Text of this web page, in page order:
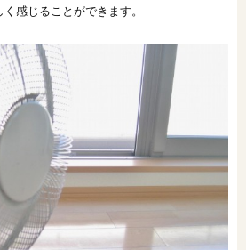
感じることができます。